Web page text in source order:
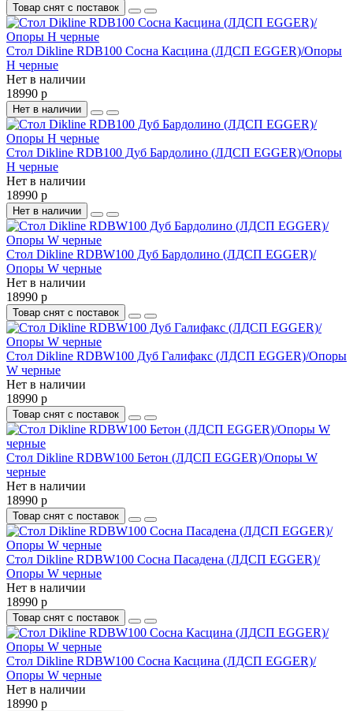
Товар снят с поставок
Стол Dikline RDB100 Сосна Касцина (ЛДСП EGGER)/Опоры
H черные
Нет в наличии
18990 р
Нет в наличии
Стол Dikline RDB100 Дуб Бардолино (ЛДСП EGGER)/Опоры
H черные
Нет в наличии
18990 р
Нет в наличии
Стол Dikline RDBW100 Дуб Бардолино (ЛДСП EGGER)/
Опоры W черные
Нет в наличии
18990 р
Товар снят с поставок
Стол Dikline RDBW100 Дуб Галифакс (ЛДСП EGGER)/Опоры
W черные
Нет в наличии
18990 р
Товар снят с поставок
Стол Dikline RDBW100 Бетон (ЛДСП EGGER)/Опоры W
черные
Нет в наличии
18990 р
Товар снят с поставок
Стол Dikline RDBW100 Сосна Пасадена (ЛДСП EGGER)/
Опоры W черные
Нет в наличии
18990 р
Товар снят с поставок
Стол Dikline RDBW100 Сосна Касцина (ЛДСП EGGER)/
Опоры W черные
Нет в наличии
18990 р